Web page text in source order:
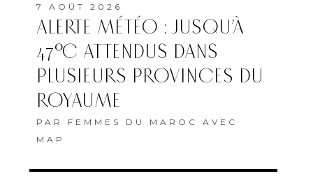
7 AOÛT 2026
ALERTE MÉTÉO : JUSQU’À
47°C ATTENDUS DANS
PLUSIEURS PROVINCES DU
ROYAUME
PAR FEMMES DU MAROC AVEC
MAP